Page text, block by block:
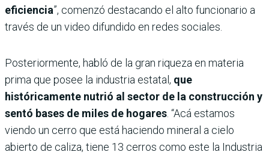
eficiencia”, comenzó destacando el alto funcionario a
través de un video difundido en redes sociales.
Posteriormente, habló de la gran riqueza en materia
prima que posee la industria estatal, que
históricamente nutrió al sector de la construcción y
sentó bases de miles de hogares . “Acá estamos
viendo un cerro que está haciendo mineral a cielo
abierto de caliza, tiene 13 cerros como este la Industria